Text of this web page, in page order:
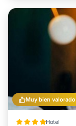
Muy bien valorado
Hotel